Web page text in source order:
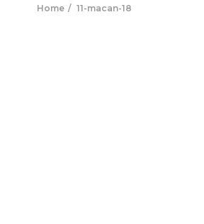
Home 11-macan-18